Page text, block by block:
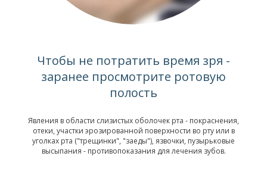
Чтобы не потратить время зря -
заранее просмотрите ротовую
полость
Явления в области слизистых оболочек рта - покраснения,
отеки, участки эрозированной поверхности во рту или в
уголках рта ("трещинки", "заеды"), язвочки, пузырьковые
высыпания - противопоказания для лечения зубов.